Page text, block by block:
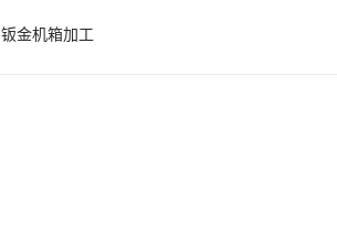
钣金机箱加工